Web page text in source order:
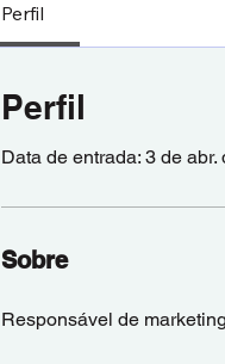
Perfil
Perfil
Data de entrada: 3 de abr.
Sobre
Responsável de